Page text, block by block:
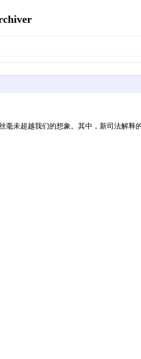
未超越我们的想象。其中，新司法解